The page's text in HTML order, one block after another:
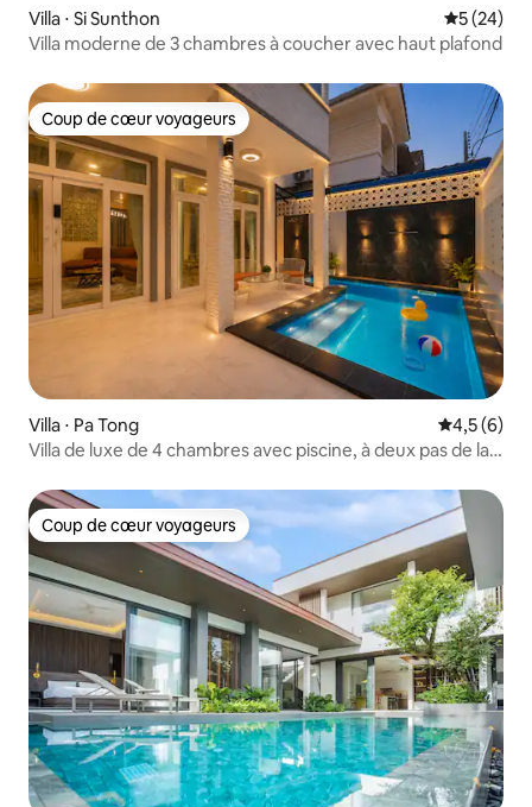
Villa ⋅ Si Sunthon
5 (24)
Villa moderne de 3 chambres à coucher avec haut plafond
Coup de cœur voyageurs
Coup de cœur voyageurs
Villa ⋅ Pa Tong Évaluation
4,5 (6)
Villa de luxe de 4 chambres avec piscine, à deux pas de la
Coup de cœur voyageurs
Coup de cœur voyageurs